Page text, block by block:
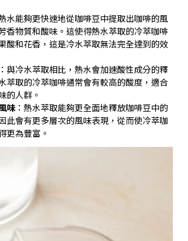
水能夠更快速地從咖啡豆中提取出咖啡的風
香物質和酸味。這使得熱水萃取的冷萃咖啡
酸和花香，這是冷水萃取無法完全達到的效
：與冷水萃取相比，熱水會加速酸性成分的釋
萃取的冷萃咖啡通常會有較高的酸度，適合
的人群。
味：熱水萃取能夠更全面地釋放咖啡豆中的
此會有更多層次的風味表現，從而使冷萃咖
更為豐富。